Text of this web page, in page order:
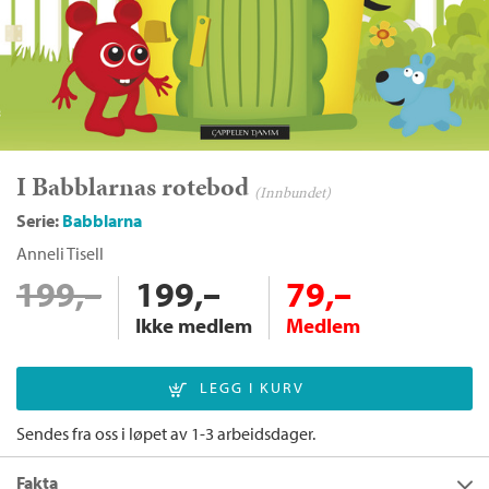
I Babblarnas rotebod (Innbundet)
Serie: Babblarna
Anneli Tisell
199,– 199,–
Ikke medlem
79,–
Medlem
Sendes fra oss i løpet av 1-3 arbeidsdager.
Fakta